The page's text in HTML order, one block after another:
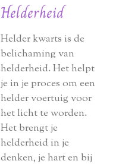
Helderheid
Helder kwarts is de
belichaming van
helderheid. Het helpt
je in je proces om een
helder voertuig voor
het licht te worden.
Het brengt je
helderheid in je
denken, je hart en bij